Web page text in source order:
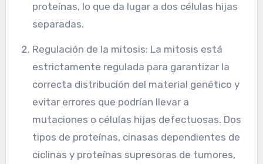
proteínas, lo que da lugar a dos células hijas
separadas.
Regulación de la mitosis: La mitosis está
estrictamente regulada para garantizar la
correcta distribución del material genético y
evitar errores que podrían llevar a
mutaciones o células hijas defectuosas. Dos
tipos de proteínas, cinasas dependientes de
ciclinas y proteínas supresoras de tumores,